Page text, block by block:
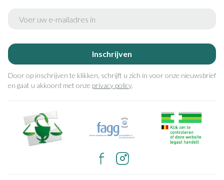
Inschrijven
Door op inschrijven te klikken, schrijft u zich in voor onze nieuwsbrief
en gaat u akkoord met onze privacy policy.